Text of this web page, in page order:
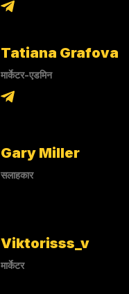
Tatiana Grafova
मार्केटर-एडमिन
Gary Miller
सलाहकार
Viktorisss_v
मार्केटर